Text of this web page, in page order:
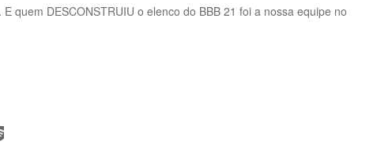
quem DESCONSTRUIU o elenco do BBB 21 foi a nossa equipe no